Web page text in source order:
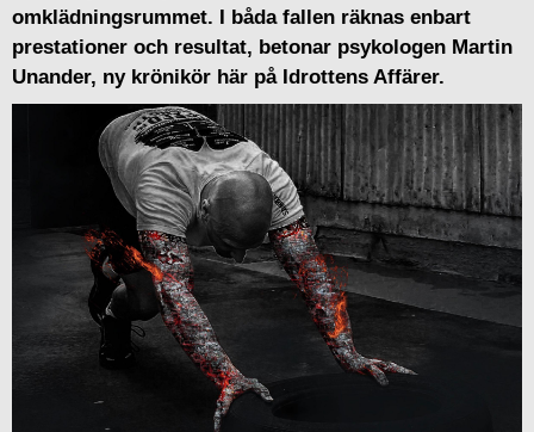
omklädningsrummet. I båda fallen räknas enbart
prestationer och resultat, betonar psykologen Martin
Unander, ny krönikör här på Idrottens Affärer.